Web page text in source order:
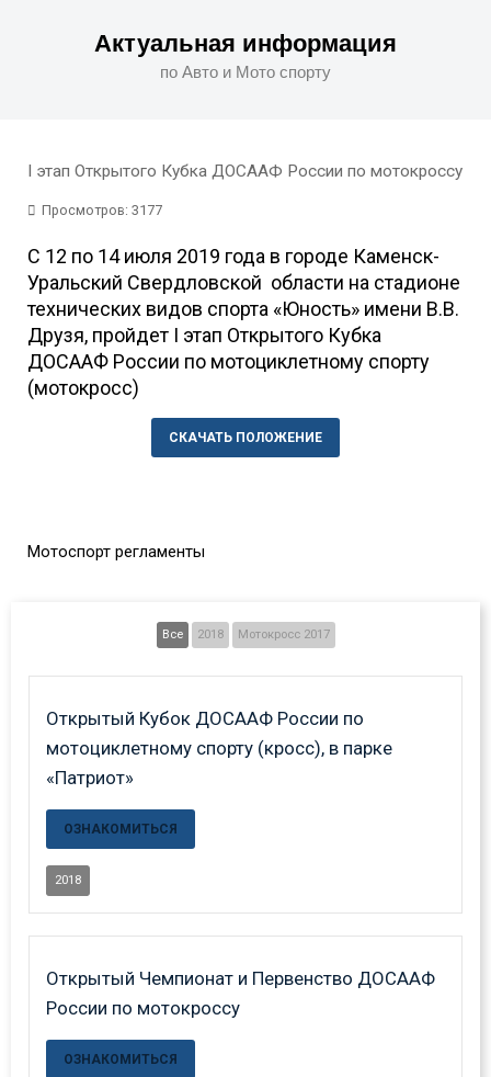
Актуальная информация
по Авто и Мото спорту
I этап Открытого Кубка ДОСААФ России по мотокроссу
Просмотров: 3177
С 12 по 14 июля 2019 года в городе Каменск-
Уральский Свердловской области на стадионе
технических видов спорта «Юность» имени В.В.
Друзя, пройдет I этап Открытого Кубка
ДОСААФ России по мотоциклетному спорту
(мотокросс)
СКАЧАТЬ ПОЛОЖЕНИЕ
Мотоспорт регламенты
Все 2018 Мотокросс 2017
Открытый Кубок ДОСААФ России по
мотоциклетному спорту (кросс), в парке
«Патриот»
ОЗНАКОМИТЬСЯ
2018
Открытый Чемпионат и Первенство ДОСААФ
России по мотокроссу
ОЗНАКОМИТЬСЯ